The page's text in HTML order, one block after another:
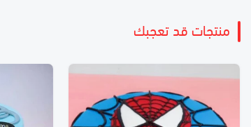
منتجات قد تعجبك